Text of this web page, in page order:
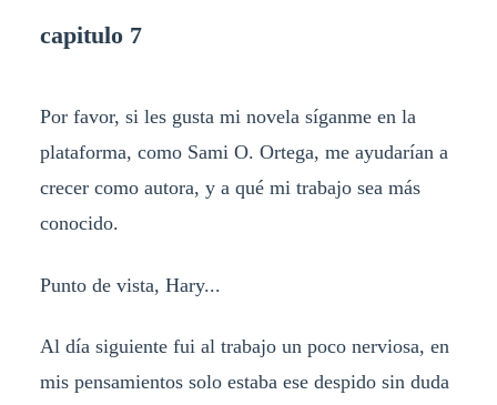
capitulo 7
Por favor, si les gusta mi novela síganme en la
plataforma, como Sami O. Ortega, me ayudarían a
crecer como autora, y a qué mi trabajo sea más
conocido.
Punto de vista, Hary...
Al día siguiente fui al trabajo un poco nerviosa, en
mis pensamientos solo estaba ese despido sin duda